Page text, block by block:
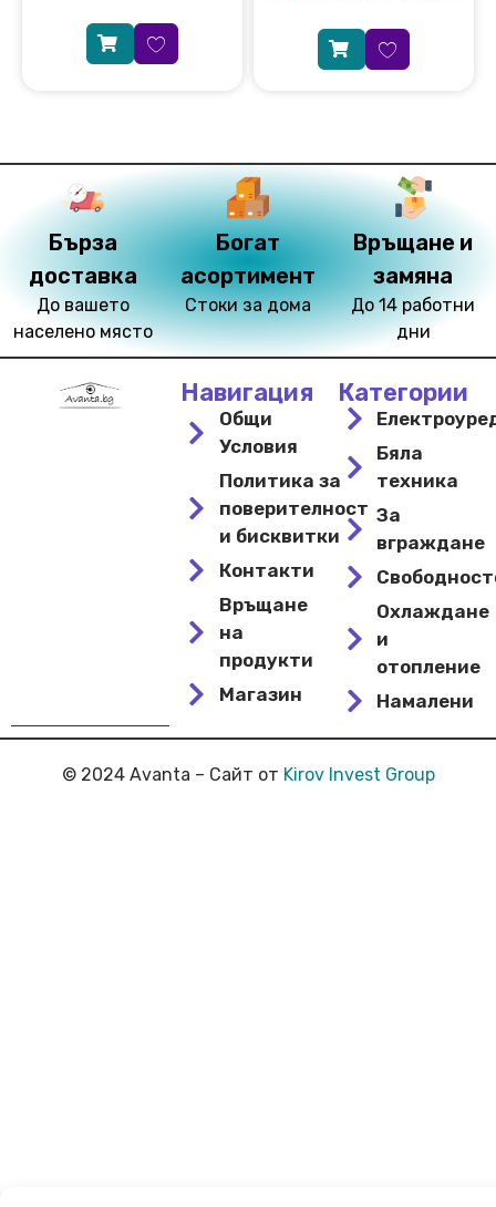
Бърза
доставка
До вашето
населено място
Богат
асортимент
Стоки за дома
Връщане и
замяна
До 14 работни
дни
Навигация
Общи
Условия
Политика за
поверителност
и бисквитки
Контакти
Връщане
на
продукти
Магазин
Категории
Бяла
техника
За
вграждане
Охлаждане
и
отопление
Намалени
© 2024 Avanta – Сайт от Kirov Invest Group